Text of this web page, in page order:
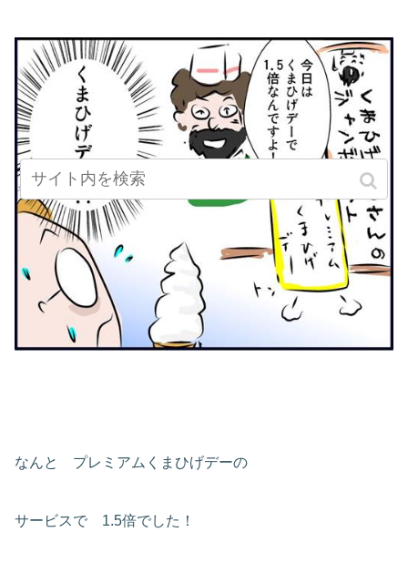
なんと プレミアムくまひげデーの
サービスで 1.5倍でした！